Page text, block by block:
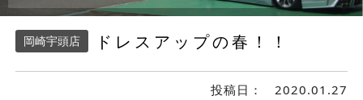
岡崎宇頭店 ドレスアップの春！！
投稿日： 2020.01.27